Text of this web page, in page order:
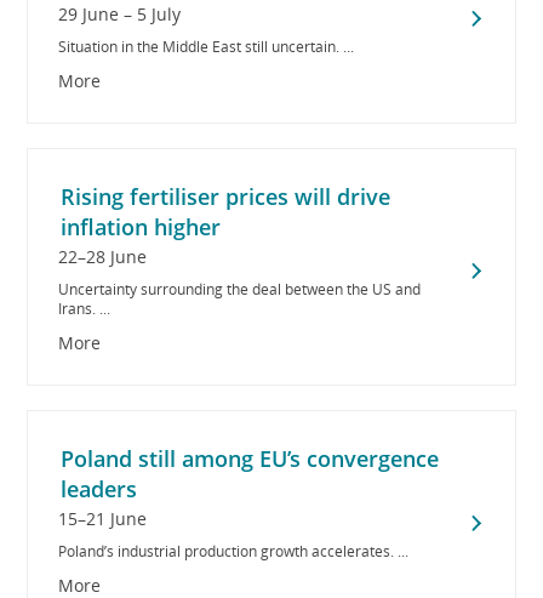
29 June – 5 July
Situation in the Middle East still uncertain. ...
More
Rising fertiliser prices will drive
inflation higher
22–28 June
Uncertainty surrounding the deal between the US and
Irans. ...
More
Poland still among EU’s convergence
leaders
15–21 June
Poland’s industrial production growth accelerates. ...
More